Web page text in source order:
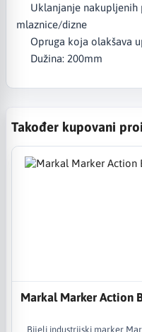
Uklanjanje nakupljenih
mlaznice/dizne
Opruga koja olakšava
Dužina: 200mm
Također kupovani
Markal Marker Action
Bijeli industrijski marker